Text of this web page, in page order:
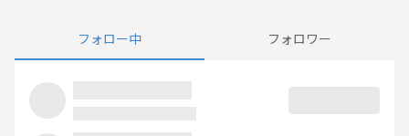
フォロー中 フォロワー